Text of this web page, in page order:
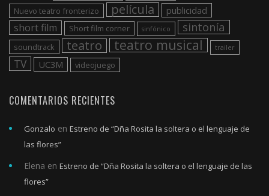
Nuevo teatro fronterizo película publicidad
short film Short film corner sinfónico sintonía
soundtrack teatro teatro musical trailer
TV UC3M videojuego
COMENTARIOS RECIENTES
Gonzalo en Estreno de “Dña Rosita la soltera o el lenguaje de
las flores”
Elena en Estreno de “Dña Rosita la soltera o el lenguaje de las
flores”